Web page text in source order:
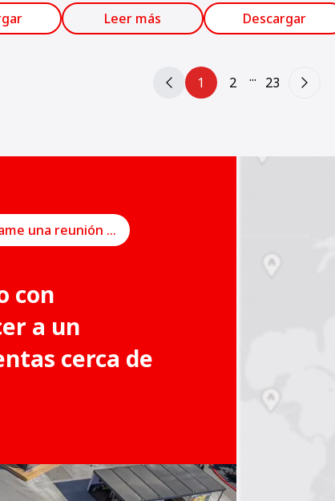
Leer más Descargar
1 2 ... 23
Programe una reunión en línea
con
a un
cerca de